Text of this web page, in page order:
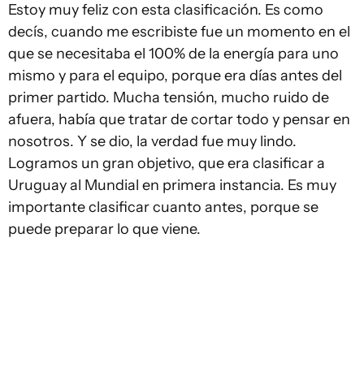
Estoy muy feliz con esta clasificación. Es como
decís, cuando me escribiste fue un momento en el
que se necesitaba el 100% de la energía para uno
mismo y para el equipo, porque era días antes del
primer partido. Mucha tensión, mucho ruido de
afuera, había que tratar de cortar todo y pensar en
nosotros. Y se dio, la verdad fue muy lindo.
Logramos un gran objetivo, que era clasificar a
Uruguay al Mundial en primera instancia. Es muy
importante clasificar cuanto antes, porque se
puede preparar lo que viene.